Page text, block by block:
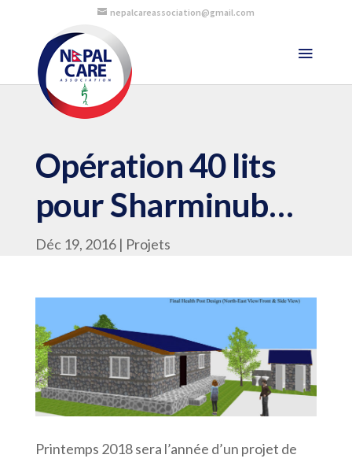
nepalcareassociation@gmail.com
Opération 40 lits
pour Sharminub…
Déc 19, 2016 Projets
Printemps 2018 sera l’année d’un projet de